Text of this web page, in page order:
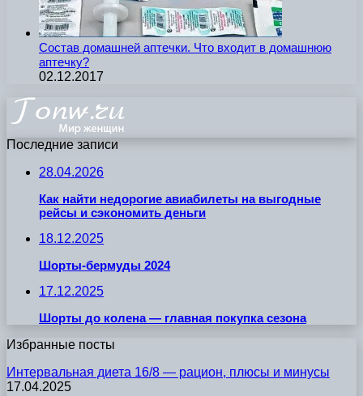
Состав домашней аптечки. Что входит в домашнюю
аптечку?
02.12.2017
Последние записи
28.04.2026
Как найти недорогие авиабилеты на выгодные
рейсы и сэкономить деньги
18.12.2025
Шорты-бермуды 2024
17.12.2025
Шорты до колена — главная покупка сезона
Избранные посты
Интервальная диета 16/8 — рацион, плюсы и минусы
17.04.2025